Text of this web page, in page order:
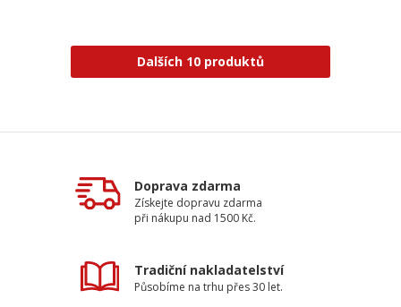
Dalších 10 produktů
Doprava zdarma
Získejte dopravu zdarma
při nákupu nad 1500 Kč.
Tradiční nakladatelství
Působíme na trhu přes 30 let.